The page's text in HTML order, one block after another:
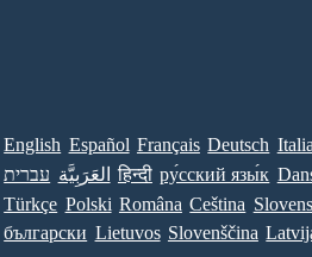
English Español Français Deutsch
עברית العَرَبِيَّة हिन्दी ру́сский язы́к
Türkçe Polski Româna Ceština
български Lietuvos Slovenščina